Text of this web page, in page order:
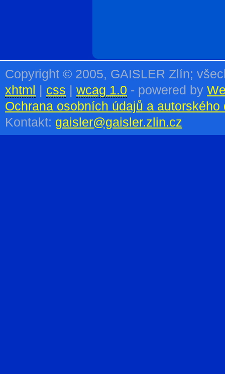
Copyright © 2005, GAISLER Zlín;
xhtml | css | wcag 1.0 - powered by
Ochrana osobních údajů a autorského
Kontakt: gaisler@gaisler.zlin.cz